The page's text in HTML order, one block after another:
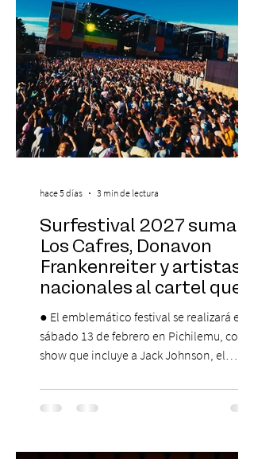
Centro Cultural Estación Mapocho, espacio
que albergará durante dos jornadas una
pro
Surfestival 2027 suma a
Los Cafres, Donavon
Frankenreiter y artistas
nacionales al cartel que
encabeza Jack Johnson
● El emblemático festival se realizará el
sábado 13 de febrero en Pichilemu, con un
show que incluye a Jack Johnson, el
El lunes 10 de agosto comienza la
Preventa Exclusiva Santander con 30%
stock). Posterior a esta preventa exclusiva
hace 5 días 3 min de lectura